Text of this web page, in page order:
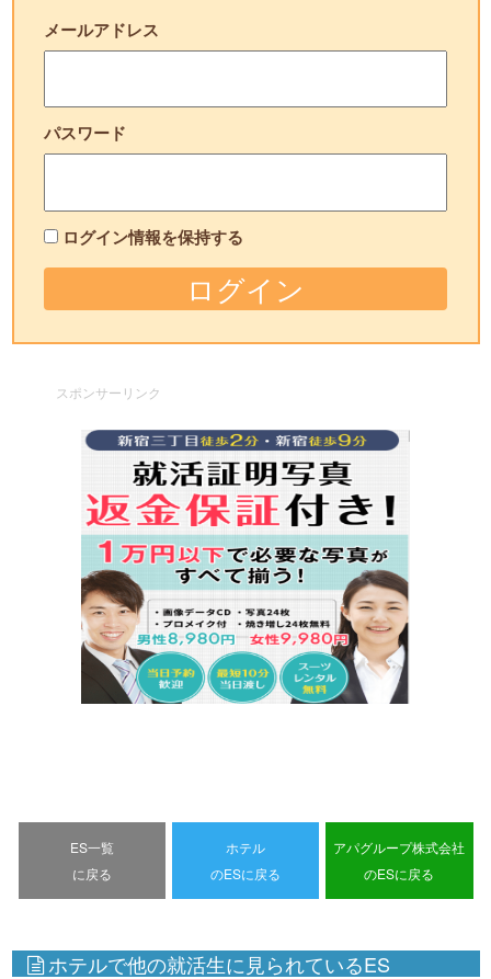
メールアドレス
パスワード
ログイン情報を保持する
スポンサーリンク
ES一覧
に戻る
ホテル
のESに戻る
アパグループ株式会社
のESに戻る
ホテルで他の就活生に見られているES